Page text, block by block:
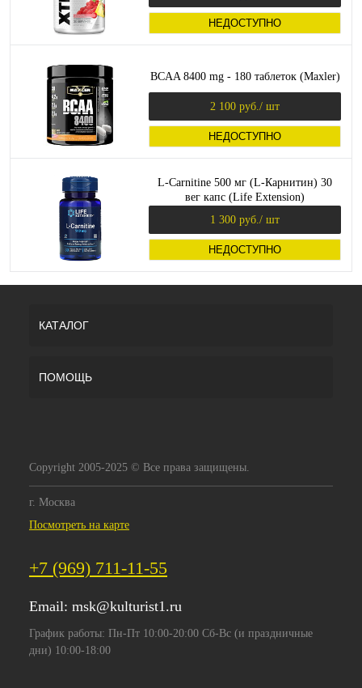
НЕДОСТУПНО
BCAA 8400 mg - 180 таблеток (Maxler)
2 100 руб. / шт
НЕДОСТУПНО
L-Carnitine 500 мг (L-Карнитин) 30
вег капс (Life Extension)
1 300 руб. / шт
НЕДОСТУПНО
КАТАЛОГ
ПОМОЩЬ
Copyright 2005-2025 © Все права защищены.
г. Москва
Посмотреть на карте
+7 (969) 711-11-55
Email: msk@kulturist1.ru
График работы: Пн-Пт 10:00-20:00 Сб-Вс (и праздничные
дни) 10:00-18:00